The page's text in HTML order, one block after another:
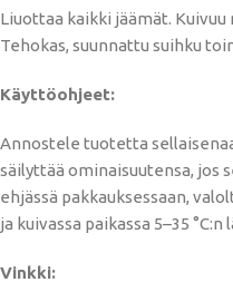
Liuottaa kaikki jäämät.
Tehokas, suunnattu suihku
Käyttöohjeet:
Annostele tuotetta
säilyttää ominaisuutensa, jos
ehjässä pakkauksessaan,
ja kuivassa paikassa 5–35
Vinkki: